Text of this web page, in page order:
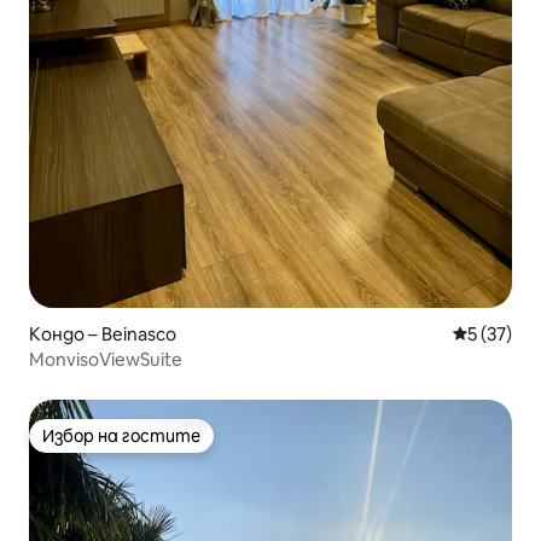
Кондо – Beinasco Средна
5 (37)
MonvisoViewSuite
Избор на гостите
Избор на гостите